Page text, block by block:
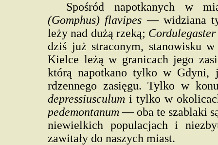
Spośród napotkanych w
(Gomphus) flavipes — widziana
leży nad dużą rzeką;
dziś już straconym,
Kielce leżą w granicach jego
którą napotkano tylko w Gdyni,
rdzennego zasięgu. Tylko w
depressiusculum i tylko w
pedemontanum — oba te szablaki
niewielkich populacjach i
zawitały do naszych miast.